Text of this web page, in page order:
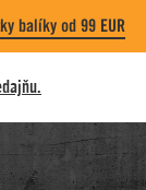
balíky od 99 EUR